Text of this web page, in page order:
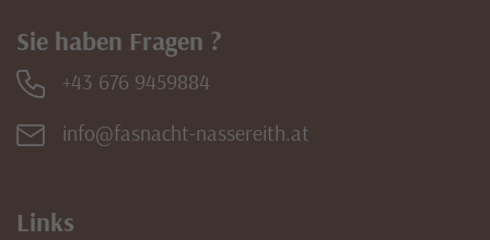
Sie haben Fragen ?
+43 676 9459884
info@fasnacht-nassereith.at
Links